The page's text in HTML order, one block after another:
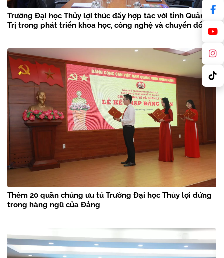
Trường Đại học Thủy lợi thúc đẩy hợp tác với tỉnh Quảng
Trị trong phát triển khoa học, công nghệ và chuyển đổi số
Thêm 20 quần chúng ưu tú Trường Đại học Thủy lợi đứng
trong hàng ngũ của Đảng